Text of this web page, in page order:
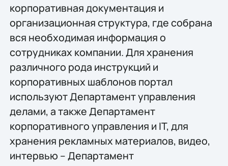
корпоративная документация и
организационная структура, где собрана
вся необходимая информация о
сотрудниках компании. Для хранения
различного рода инструкций и
корпоративных шаблонов портал
используют Департамент управления
делами, а также Департамент
корпоративного управления и IT, для
хранения рекламных материалов, видео,
интервью – Департамент